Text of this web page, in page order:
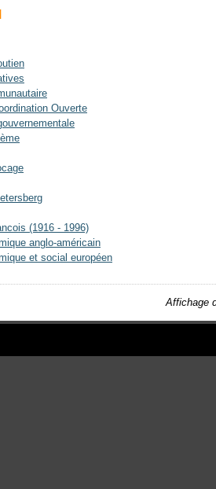
Ouverte
(1916 - 1996)
anglo-américain
et social européen
Affichage